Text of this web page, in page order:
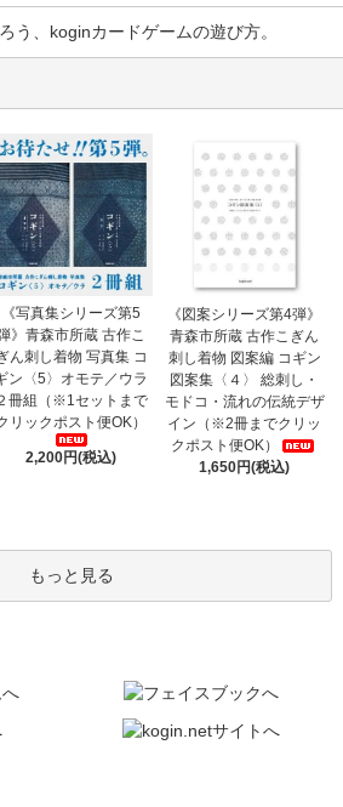
う、koginカードゲームの遊び方。
《写真集シリーズ第5
》青森市所蔵 古作こ
ん刺し着物 写真集 コ
ン〈5〉オモテ／ウラ
冊組（※1セットまで
リックポスト便OK）
2,200円(税込)
《図案シリーズ第4弾》
青森市所蔵 古作こぎん
刺し着物 図案編 コギン
図案集〈４〉 総刺し・
モドコ・流れの伝統デザ
イン（※2冊までクリッ
クポスト便OK）
1,650円(税込)
もっと見る